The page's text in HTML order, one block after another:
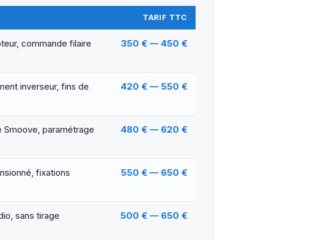
TARIF TTC
commande filaire 350 € — 450 €
inverseur, fins de
420 € — 550 €
paramétrage 480 € — 620 €
fixations
550 € — 650 €
sans tirage 500 € — 650 €